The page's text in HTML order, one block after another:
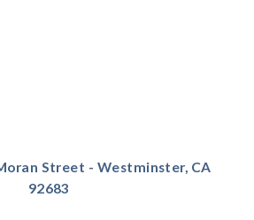
Street - Westminster, CA
92683